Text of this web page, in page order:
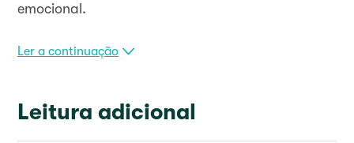
emocional.
Ler a continuação
Leitura adicional